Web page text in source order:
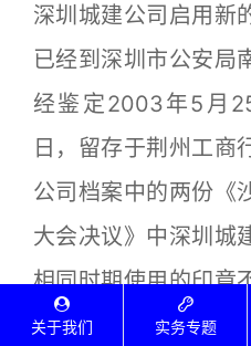
深圳城建公司启用新
已经到深圳市公安局
经鉴定2003年5月
日，留存于荆州工商
公司档案中的两份《
大会决议》中深圳城
相同时期使用的印章
两份股东代表大会决
关于我们 实务专题